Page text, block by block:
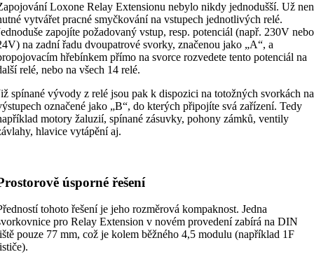
Loxone Relay Extensionu nebylo nikdy jednodušší. Už
vytvářet pracné smyčkování na vstupech jednotlivých relé.
zapojíte požadovaný vstup, resp. potenciál (např. 230V nebo
na zadní řadu dvoupatrové svorky, značenou jako „A“, a
hřebínkem přímo na svorce rozvedete tento potenciál na
relé, nebo na všech 14 relé.
spínané vývody z relé jsou pak k dispozici na totožných svorkách na
označené jako „B“, do kterých připojíte svá zařízení. Tedy
motory žaluzií, spínané zásuvky, pohony zámků, ventily
hlavice vytápění aj.
úsporné řešení
tohoto řešení je jeho rozměrová kompaknost. Jedna
pro Relay Extension v novém provedení zabírá na DIN
pouze 77 mm, což je kolem běžného 4,5 modulu (například 1F